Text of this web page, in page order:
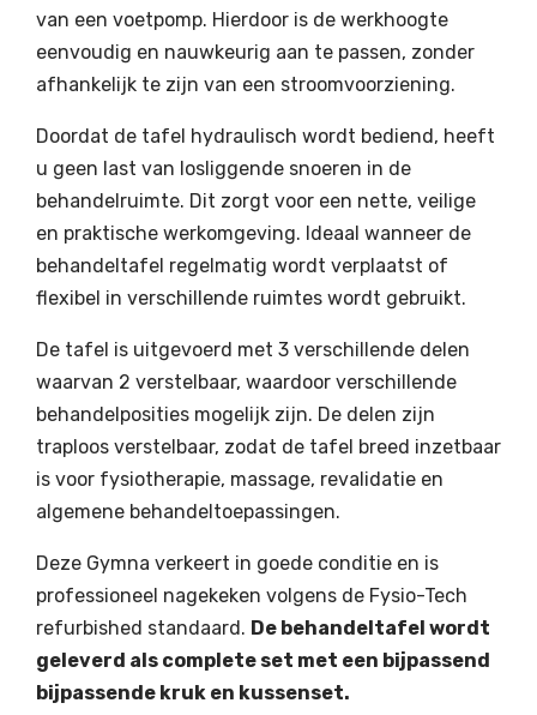
van een voetpomp. Hierdoor is de werkhoogte
eenvoudig en nauwkeurig aan te passen, zonder
afhankelijk te zijn van een stroomvoorziening.
Doordat de tafel hydraulisch wordt bediend, heeft
u geen last van losliggende snoeren in de
behandelruimte. Dit zorgt voor een nette, veilige
en praktische werkomgeving. Ideaal wanneer de
behandeltafel regelmatig wordt verplaatst of
flexibel in verschillende ruimtes wordt gebruikt.
De tafel is uitgevoerd met 3 verschillende delen
waarvan 2 verstelbaar, waardoor verschillende
behandelposities mogelijk zijn. De delen zijn
traploos verstelbaar, zodat de tafel breed inzetbaar
is voor fysiotherapie, massage, revalidatie en
algemene behandeltoepassingen.
Deze Gymna verkeert in goede conditie en is
professioneel nagekeken volgens de Fysio-Tech
refurbished standaard. De behandeltafel wordt
geleverd als complete set met een bijpassend
bijpassende kruk en kussenset.